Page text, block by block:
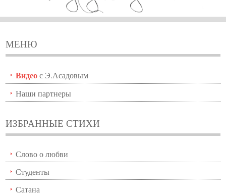
МЕНЮ
Видеос Э.Асадовым
Наши партнеры
ИЗБРАННЫЕ СТИХИ
Слово о любви
Студенты
Сатана